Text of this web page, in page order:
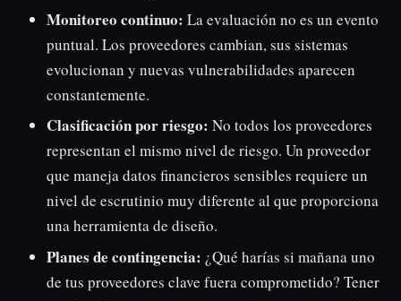
Monitoreo continuo: La evaluación no es un evento
puntual. Los proveedores cambian, sus sistemas
evolucionan y nuevas vulnerabilidades aparecen
constantemente.
Clasificación por riesgo: No todos los proveedores
representan el mismo nivel de riesgo. Un proveedor
que maneja datos financieros sensibles requiere un
nivel de escrutinio muy diferente al que proporciona
una herramienta de diseño.
Planes de contingencia: ¿Qué harías si mañana uno
de tus proveedores clave fuera comprometido? Tener